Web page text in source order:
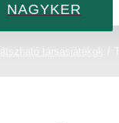
NAGYKER